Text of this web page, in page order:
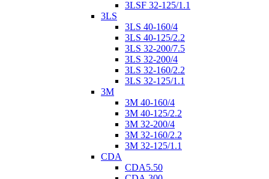
3LSF 32-125/1.1
3LS
3LS 40-160/4
3LS 40-125/2.2
3LS 32-200/7.5
3LS 32-200/4
3LS 32-160/2.2
3LS 32-125/1.1
3M
3M 40-160/4
3M 40-125/2.2
3M 32-200/4
3M 32-160/2.2
3M 32-125/1.1
CDA
CDA5.50